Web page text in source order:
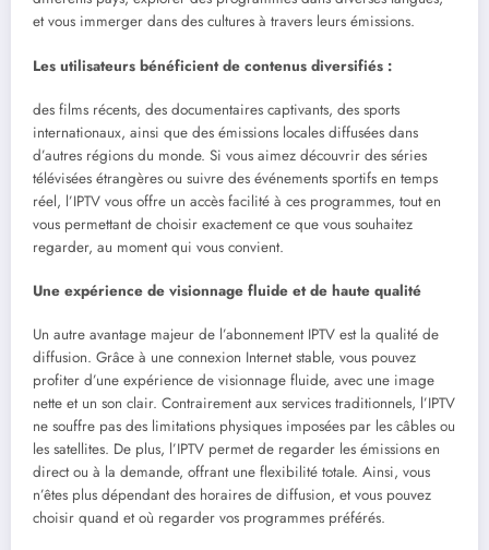
et vous immerger dans des cultures à travers leurs émissions.
Les utilisateurs bénéficient de contenus diversifiés :
des films récents, des documentaires captivants, des sports
internationaux, ainsi que des émissions locales diffusées dans
d’autres régions du monde. Si vous aimez découvrir des séries
télévisées étrangères ou suivre des événements sportifs en temps
réel, l’IPTV vous offre un accès facilité à ces programmes, tout en
vous permettant de choisir exactement ce que vous souhaitez
regarder, au moment qui vous convient.
Une expérience de visionnage fluide et de haute qualité
Un autre avantage majeur de l’abonnement IPTV est la qualité de
diffusion. Grâce à une connexion Internet stable, vous pouvez
profiter d’une expérience de visionnage fluide, avec une image
nette et un son clair. Contrairement aux services traditionnels, l’IPTV
ne souffre pas des limitations physiques imposées par les câbles ou
les satellites. De plus, l’IPTV permet de regarder les émissions en
direct ou à la demande, offrant une flexibilité totale. Ainsi, vous
n’êtes plus dépendant des horaires de diffusion, et vous pouvez
choisir quand et où regarder vos programmes préférés.